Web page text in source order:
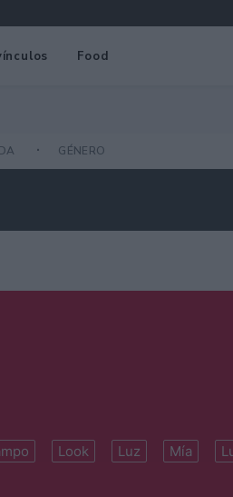
Food
GÉNERO
Look Luz Mía